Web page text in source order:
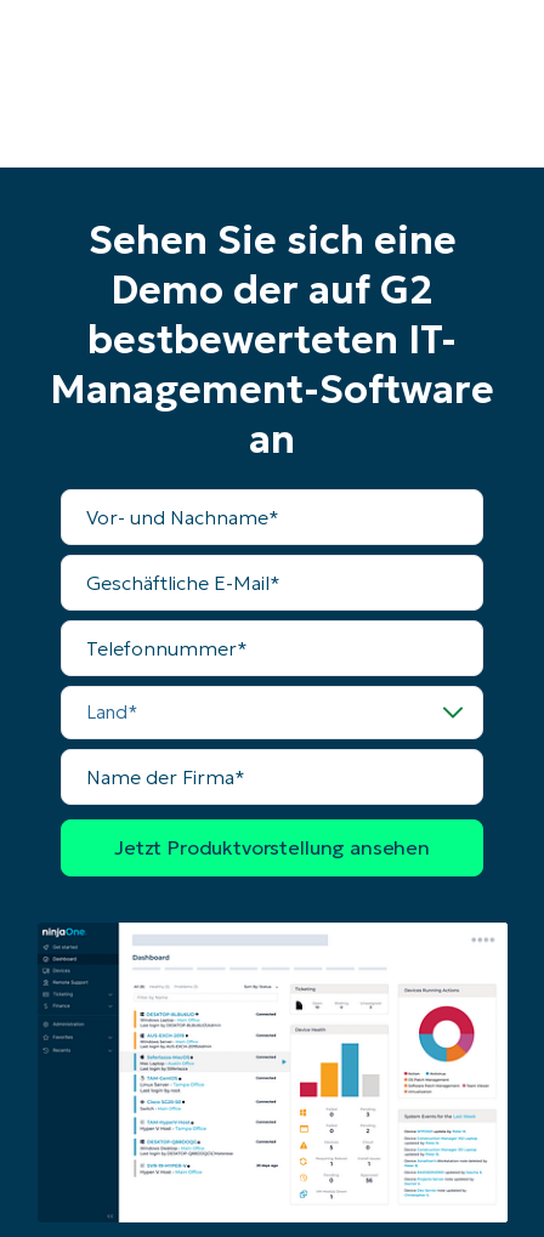
Sehen Sie sich eine
Demo der auf G2
bestbewerteten IT-
Management-Software
an
Vollständiger
Name
Geschäftliche
Mail
Telefonnummer
Land
Name
der
Firma
and
Business
number*
Land